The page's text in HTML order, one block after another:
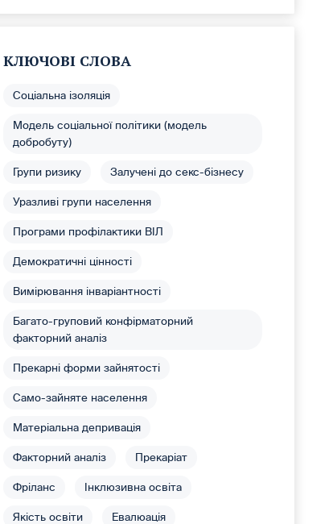
КЛЮЧОВІ СЛОВА
Соціальна ізоляція
Модель соціальної політики (модель
добробуту)
Групи ризику Залучені до секс-бізнесу
Уразливі групи населення
Програми профілактики ВІЛ
Демократичні цінності
Вимірювання інваріантності
Багато-груповий конфірматорний
факторний аналіз
Прекарні форми зайнятості
Само-зайняте населення
Матеріальна депривація
Факторний аналіз Прекаріат
Фріланс Інклюзивна освіта
Якість освіти Евалюація